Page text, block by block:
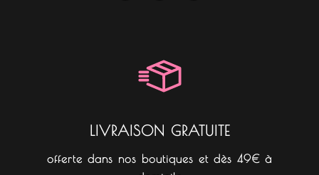
a
m
LIVRAISON GRATUITE
offerte dans nos boutiques et dès 49€ à